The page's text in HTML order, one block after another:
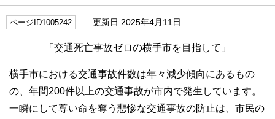
ページID1005242 更新日 2025年4月11日
「交通死亡事故ゼロの横手市を目指して」
横手市における交通事故件数は年々減少傾向にあるもの
の、年間200件以上の交通事故が市内で発生しています。
一瞬にして尊い命を奪う悲惨な交通事故の防止は、市民の